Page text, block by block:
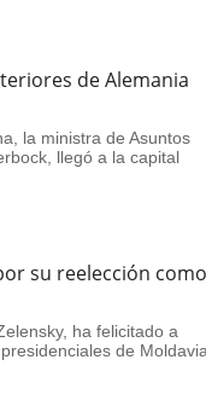
de Alemania
la ministra de Asuntos
llegó a la capital
su reelección como
ha felicitado a
de